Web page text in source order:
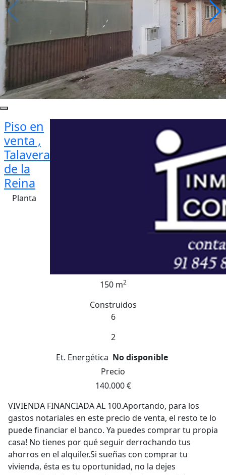
Piso en
venta ,
Talavera
de la
Reina
Planta
150 m2
Construidos
6
2
Et. Energética No disponible
Precio
140.000 €
VIVIENDA FINANCIADA AL 100.Aportando, para los
gastos notariales en este precio de venta, el resto te lo
puede financiar el banco. Ya puedes comprar tu propia
casa! No tienes por qué seguir derrochando tus
ahorros en el alquiler.Si sueñas con comprar tu
vivienda, ésta es tu oportunidad, no la dejes